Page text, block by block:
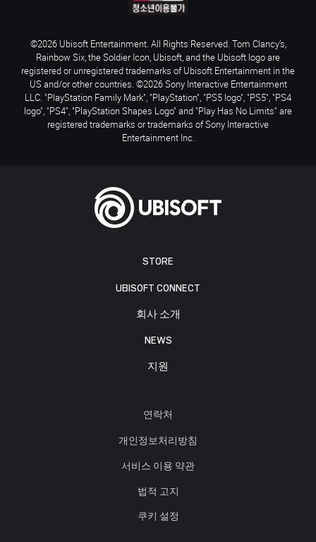
STORE
UBISOFT CONNECT
회사 소개
NEWS
지원
연락처
개인정보처리방침
서비스 이용 약관
법적 고지
쿠키 설정
©2026 Ubisoft Entertainment. All Rights Reserved. Tom Clancy’s,
Rainbow Six, the Soldier Icon, Ubisoft, and the Ubisoft logo are
registered or unregistered trademarks of Ubisoft Entertainment in the
US and/or other countries. ©2026 Sony Interactive Entertainment
LLC. "PlayStation Family Mark", "PlayStation", "PS5 logo", "PS5", "PS4
logo", "PS4", "PlayStation Shapes Logo" and "Play Has No Limits" are
registered trademarks or trademarks of Sony Interactive
Entertainment Inc.